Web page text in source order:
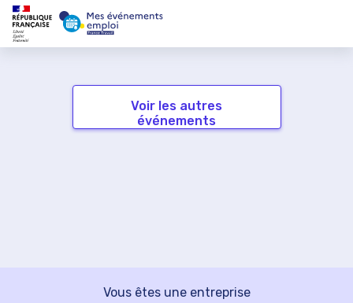
Voir les autres
événements
Vous êtes une entreprise